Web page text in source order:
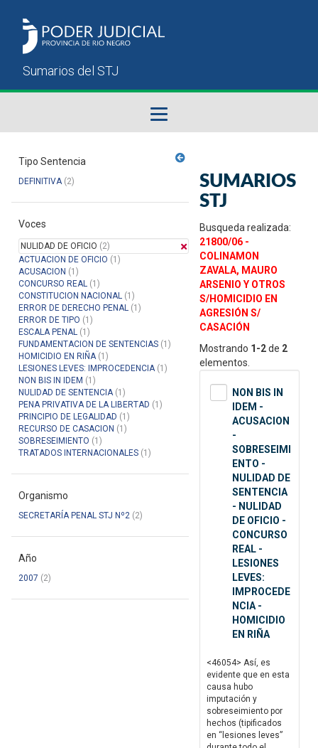
Sumarios del STJ
Manual del Usuario
Tipo Sentencia
DEFINITIVA(2)
Voces
NULIDAD DE OFICIO (2)
ACTUACION DE OFICIO (1)
ACUSACION (1)
CONCURSO REAL (1)
CONSTITUCION NACIONAL (1)
ERROR DE DERECHO PENAL (1)
ERROR DE TIPO (1)
ESCALA PENAL (1)
FUNDAMENTACION DE SENTENCIAS (1)
HOMICIDIO EN RIÑA(1)
LESIONES LEVES: IMPROCEDENCIA(1)
NON BIS IN IDEM (1)
NULIDAD DE SENTENCIA(1)
PENA PRIVATIVA DE LA LIBERTAD (1)
PRINCIPIO DE LEGALIDAD (1)
RECURSO DE CASACION (1)
SOBRESEIMIENTO (1)
TRATADOS INTERNACIONALES (1)
Organismo
SECRETARÍA PENAL STJ Nº2 (2)
Año
2007 (2)
SUMARIOS
STJ
Busqueda realizada:
21800/06 -
COLINAMON
ZAVALA, MAURO
ARSENIO Y OTROS
S/HOMICIDIO EN
AGRESIÓN S/
CASACIÓN
Mostrando 1-2de 2
elementos.
NON BIS IN
IDEM -
ACUSACION
-
SOBRESEIMI
ENTO -
NULIDAD DE
SENTENCIA
- NULIDAD
DE OFICIO -
CONCURSO
REAL -
LESIONES
LEVES:
IMPROCEDE
NCIA -
HOMICIDIO
EN RIÑA
<46054> Así, es
evidente que en esta
causa hubo
imputación y
sobreseimiento por
hechos (tipificados
en “lesiones leves”